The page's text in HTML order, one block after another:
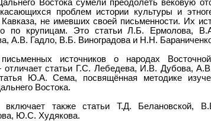
Востока сумели преодолеть вековую
проблем истории культуры и
не имевших своей письменности. Их
по крупицам. Это статьи Л.Б. Ермолова,
А.В. Гадло, В.Б. Виноградова и Н.Н.
письменных источников о народах
отличает статьи Г.С. Лебедева, И.В. Дубова,
Ю.А. Сема, посвящённая методике
Востока.
включает также статьи Т.Д. Белановской,
Ю.С. Худякова.